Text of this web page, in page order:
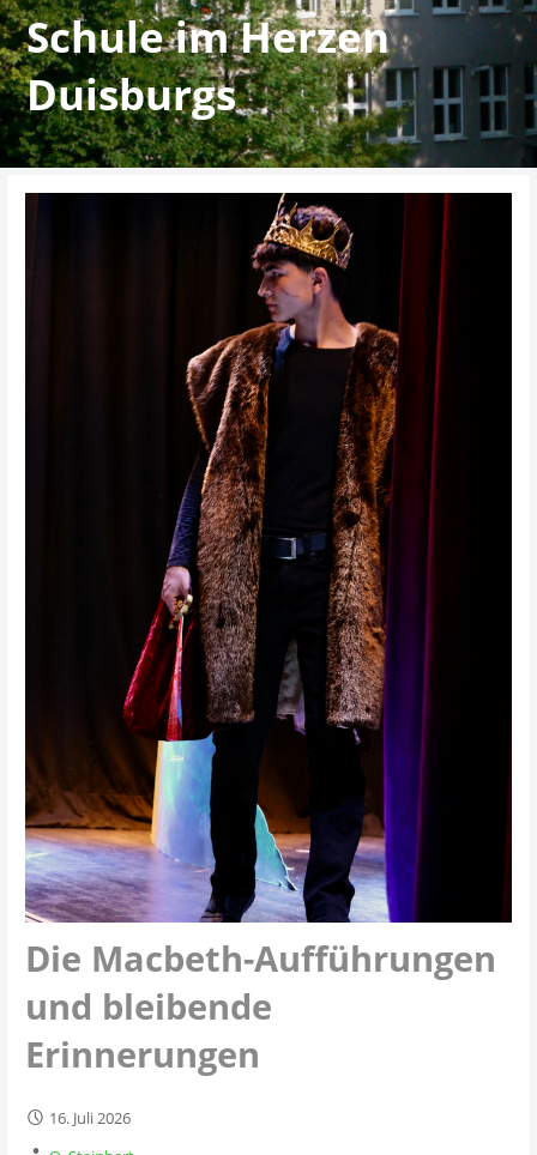
Schule im Herzen
Duisburgs
Die Macbeth-Aufführungen
und bleibende
Erinnerungen
16. Juli 2026